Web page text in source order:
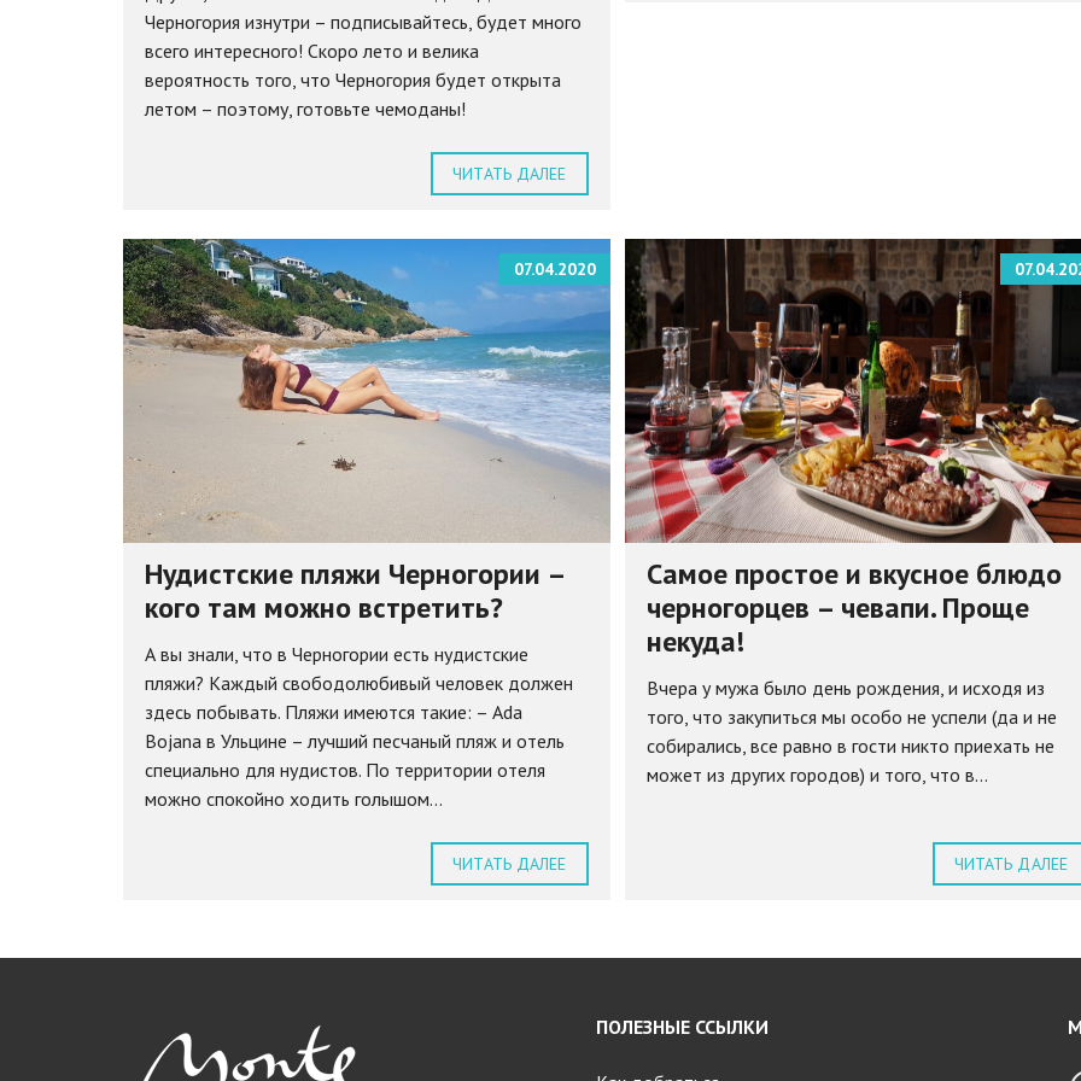
Черногория изнутри – подписывайтесь, будет много
всего интересного! Скоро лето и велика
вероятность того, что Черногория будет открыта
летом – поэтому, готовьте чемоданы!
ЧИТАТЬ ДАЛЕЕ
07.04.2020
Нудистские пляжи Черногории –
кого там можно встретить?
А вы знали, что в Черногории есть нудистские
пляжи? Каждый свободолюбивый человек должен
здесь побывать. Пляжи имеются такие: – Ada
Bojana в Ульцине – лучший песчаный пляж и отель
специально для нудистов. По территории отеля
можно спокойно ходить голышом...
ЧИТАТЬ ДАЛЕЕ
Самое простое и вкусное блюдо
черногорцев – чевапи. Проще
некуда!
Вчера у мужа было день рождения, и исходя из
того, что закупиться мы особо не успели (да и не
собирались, все равно в гости никто приехать не
может из других городов) и того, что в...
ЧИТАТЬ ДАЛЕЕ
ПОЛЕЗНЫЕ ССЫЛКИ